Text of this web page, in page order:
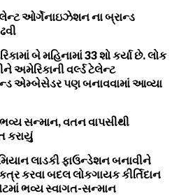
ઓર્ગેનાઇઝેશન ના બ્રાન્ડ
બે મહિનામાં 33 શો કર્યા છે. લોક
અમેરિકાની વર્લ્ડ ટેલેન્ટ
એમ્બેસેડર પણ બનાવવામાં આવ્યા
ભવ્ય સન્માન, વતન વાપસીથી
કરાયું
લાડકી ફાઉન્ડેશન બનાવીને
કરવા બદલ લોકગાયક કીર્તિદાન
ભવ્ય સ્વાગત-સન્માન